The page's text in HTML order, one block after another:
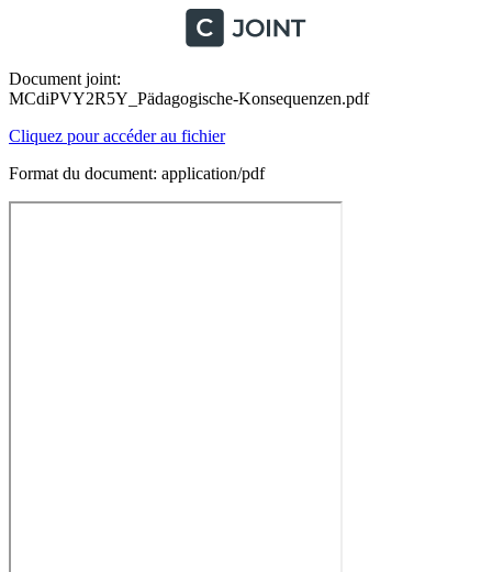
Document joint:
MCdiPVY2R5Y_Pädagogische-Konsequenzen.pdf
Cliquez pour accéder au fichier
Format du document: application/pdf